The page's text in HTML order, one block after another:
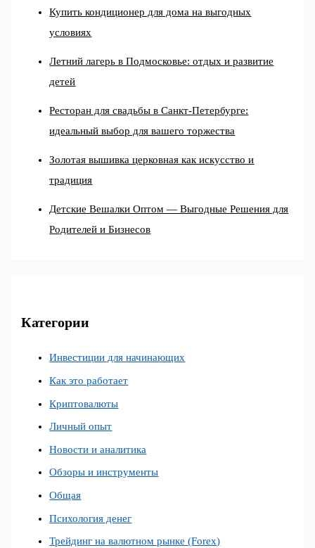
Купить кондиционер для дома на выгодных
условиях
Летний лагерь в Подмосковье: отдых и развитие
детей
Ресторан для свадьбы в Санкт-Петербурге:
идеальный выбор для вашего торжества
Золотая вышивка церковная как искусство и
традиция
Детские Вешалки Оптом — Выгодные Решения для
Родителей и Бизнесов
Категории
Инвестиции для начинающих
Как это работает
Криптовалюты
Личный опыт
Новости и аналитика
Обзоры и инструменты
Общая
Психология денег
Трейдинг на валютном рынке (Forex)